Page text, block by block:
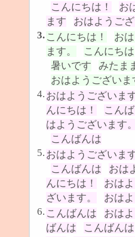
こんにちは！
お
ます
おはようござ
3. こんにちは！ お
ます。
こんにちは
暑いです
みたま
おはようございま
4. おはようございま
んにちは！
こん
はようございます。
こんばんは
5. おはようございます
こんばんは
おは
んにちは！
おは
ざいます。
おは
6. こんばんは おは
ばんは
こんばんは